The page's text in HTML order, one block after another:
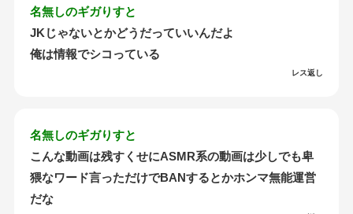
名無しのギガりすと
JKじゃないとかどうだっていいんだよ
俺は情報でシコっている
レス返し
名無しのギガりすと
こんな動画は残すくせにASMR系の動画は少しでも卑
猥なワード言っただけでBANするとかホンマ無能運営
だな